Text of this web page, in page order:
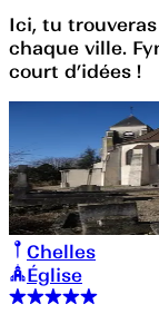
Ici, tu
chaque ville.
court d’idées !
Chelles
Église